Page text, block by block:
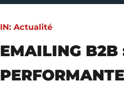
IN: Actualité
EMAILING B2B